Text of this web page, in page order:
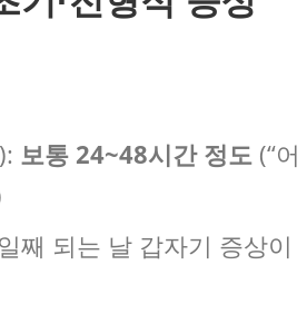
보통 24~48시간 정도 (“어
째 되는 날 갑자기 증상이